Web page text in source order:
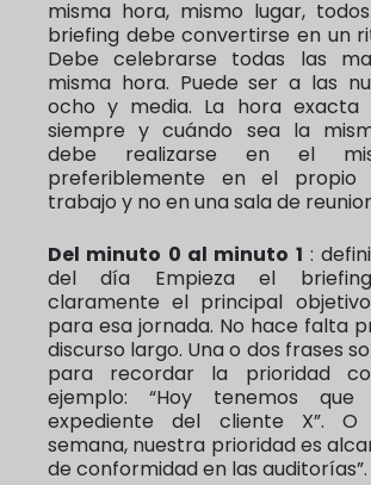
misma hora, mismo lugar,
briefing debe convertirse en un
Debe celebrarse todas las
misma hora. Puede ser a las
ocho y media. La hora exacta
siempre y cuándo sea la
debe realizarse en el
preferiblemente en el propio
trabajo y no en una sala de
Del minuto 0 al minuto 1 :
del día Empieza el briefing
claramente el principal
para esa jornada. No hace falta
discurso largo. Una o dos frases
para recordar la prioridad
ejemplo: “Hoy tenemos
expediente del cliente X”. O
semana, nuestra prioridad es
de conformidad en las auditorías”.